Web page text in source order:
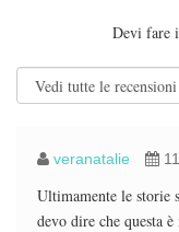
Devi fare
veranatalie
Ultimamente le storie
devo dire che questa